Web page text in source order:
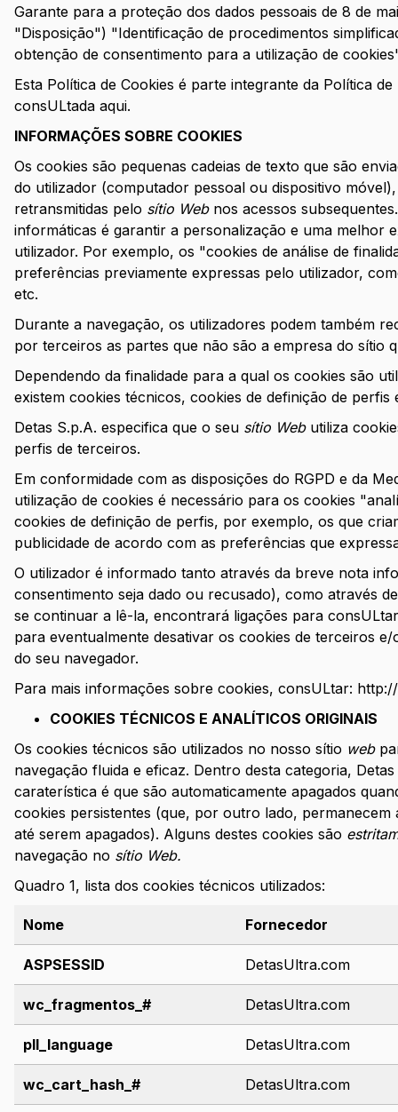
Garante para a proteção dos dados pessoais de 8 de
"Disposição") "Identificação de procedimentos
obtenção de consentimento para a utilização de
Esta Política de Cookies é parte integrante da Política
consULtada aqui.
INFORMAÇÕES SOBRE COOKIES
Os cookies são pequenas cadeias de texto que são
do utilizador (computador pessoal ou dispositivo
retransmitidas pelo sítio Web nos acessos
informáticas é garantir a personalização e uma melhor
utilizador. Por exemplo, os "cookies de análise de
preferências previamente expressas pelo utilizador,
etc.
Durante a navegação, os utilizadores podem também
por terceiros as partes que não são a empresa do sítio
Dependendo da finalidade para a qual os cookies são
existem cookies técnicos, cookies de definição de perfis
Detas S.p.A. especifica que o seu sítio Web utiliza
perfis de terceiros.
Em conformidade com as disposições do RGPD e da
utilização de cookies é necessário para os cookies
cookies de definição de perfis, por exemplo, os que
publicidade de acordo com as preferências que
O utilizador é informado tanto através da breve nota
consentimento seja dado ou recusado), como através
se continuar a lê-la, encontrará ligações para
para eventualmente desativar os cookies de terceiros
do seu navegador.
Para mais informações sobre cookies, consULtar:
COOKIES TÉCNICOS E ANALÍTICOS ORIGINAIS
Os cookies técnicos são utilizados no nosso sítio web
navegação fluida e eficaz. Dentro desta categoria,
caraterística é que são automaticamente apagados
cookies persistentes (que, por outro lado,
até serem apagados). Alguns destes cookies são
navegação no sítio Web.
Quadro 1, lista dos cookies técnicos utilizados:
Nome Fornecedor
ASPSESSID DetasUltra.com
wc_fragmentos_# DetasUltra.com
pll_language DetasUltra.com
wc_cart_hash_# DetasUltra.com